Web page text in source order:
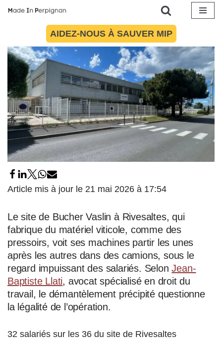
contenu
AIDEZ-NOUS À SAUVER MIP
21 mai 2026 par
Article mis à jour le 21 mai 2026 à 17:54
Le site de Bucher Vaslin à Rivesaltes, qui
fabrique du matériel viticole, comme des
pressoirs, voit ses machines partir les unes
après les autres dans des camions, sous le
regard impuissant des salariés. SelonJean-
Baptiste Llati, avocat spécialisé en droit du
travail, le démantèlement précipité questionne
la légalité de l’opération.
32 salariés sur les 36 du site de Rivesaltes